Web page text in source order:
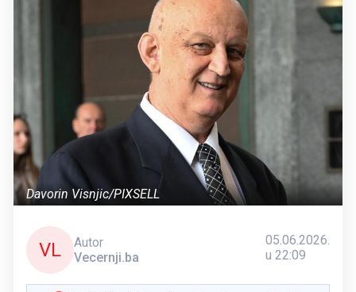
Davorin Visnjic/PIXSELL
VL
Autor
Vecernji.ba
05.06.2026.
u 22:09